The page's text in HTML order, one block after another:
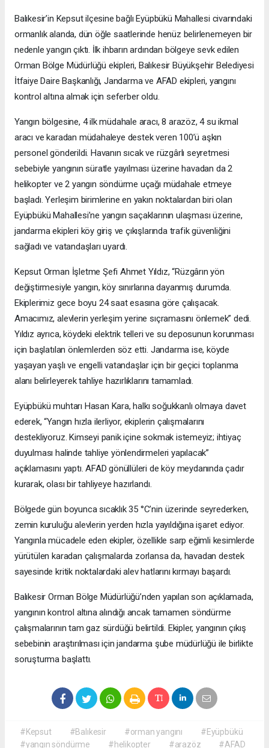
Balıkesir’in Kepsut ilçesine bağlı Eyüpbükü Mahallesi civarındaki
ormanlık alanda, dün öğle saatlerinde henüz belirlenemeyen bir
nedenle yangın çıktı. İlk ihbarın ardından bölgeye sevk edilen
Orman Bölge Müdürlüğü ekipleri, Balıkesir Büyükşehir Belediyesi
İtfaiye Daire Başkanlığı, Jandarma ve AFAD ekipleri, yangını
kontrol altına almak için seferber oldu.
Yangın bölgesine, 4 ilk müdahale aracı, 8 arazöz, 4 su ikmal
aracı ve karadan müdahaleye destek veren 100’ü aşkın
personel gönderildi. Havanın sıcak ve rüzgârlı seyretmesi
sebebiyle yangının süratle yayılması üzerine havadan da 2
helikopter ve 2 yangın söndürme uçağı müdahale etmeye
başladı. Yerleşim birimlerine en yakın noktalardan biri olan
Eyüpbükü Mahallesi’ne yangın saçaklarının ulaşması üzerine,
jandarma ekipleri köy giriş ve çıkışlarında trafik güvenliğini
sağladı ve vatandaşları uyardı.
Kepsut Orman İşletme Şefi Ahmet Yıldız, “Rüzgârın yön
değiştirmesiyle yangın, köy sınırlarına dayanmış durumda.
Ekiplerimiz gece boyu 24 saat esasına göre çalışacak.
Amacımız, alevlerin yerleşim yerine sıçramasını önlemek” dedi.
Yıldız ayrıca, köydeki elektrik telleri ve su deposunun korunması
için başlatılan önlemlerden söz etti. Jandarma ise, köyde
yaşayan yaşlı ve engelli vatandaşlar için bir geçici toplanma
alanı belirleyerek tahliye hazırlıklarını tamamladı.
Eyüpbükü muhtarı Hasan Kara, halkı soğukkanlı olmaya davet
ederek, “Yangın hızla ilerliyor, ekiplerin çalışmalarını
destekliyoruz. Kimseyi panik içine sokmak istemeyiz; ihtiyaç
duyulması halinde tahliye yönlendirmeleri yapılacak”
açıklamasını yaptı. AFAD gönüllüleri de köy meydanında çadır
kurarak, olası bir tahliyeye hazırlandı.
Bölgede gün boyunca sıcaklık 35 °C’nin üzerinde seyrederken,
zemin kuruluğu alevlerin yerden hızla yayıldığına işaret ediyor.
Yangınla mücadele eden ekipler, özellikle sarp eğimli kesimlerde
yürütülen karadan çalışmalarda zorlansa da, havadan destek
sayesinde kritik noktalardaki alev hatlarını kırmayı başardı.
Balıkesir Orman Bölge Müdürlüğü’nden yapılan son açıklamada,
yangının kontrol altına alındığı ancak tamamen söndürme
çalışmalarının tam gaz sürdüğü belirtildi. Ekipler, yangının çıkış
sebebinin araştırılması için jandarma şube müdürlüğü ile birlikte
soruşturma başlattı.
#Kepsut #Balıkesir #orman yangını
#Eyüpbükü
#yangın söndürme
#helikopter #arazöz #AFAD